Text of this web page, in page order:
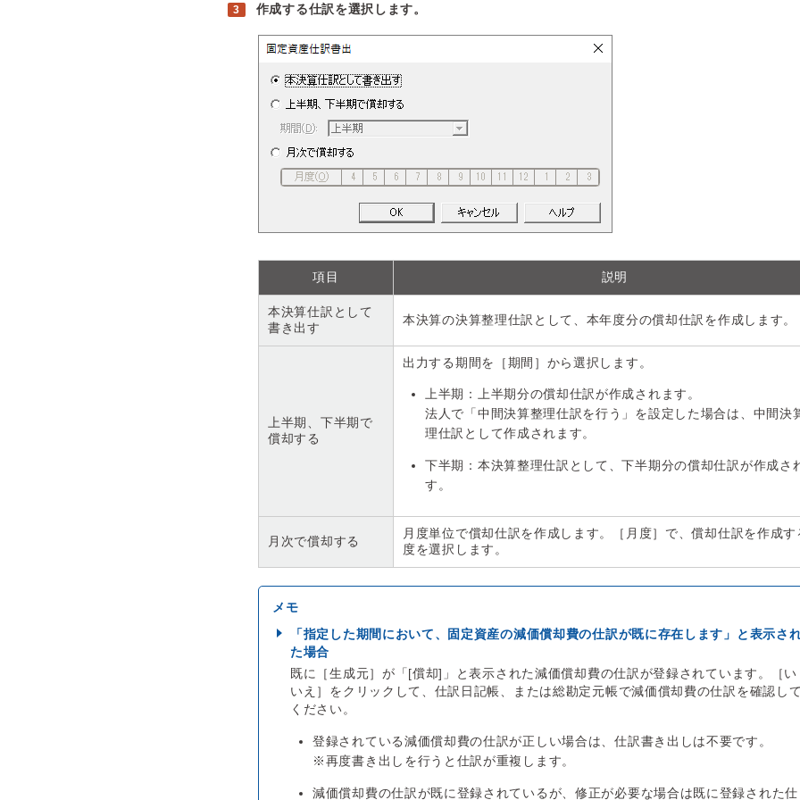
作成する仕訳を選択します。
項目 説明
本決算仕訳として
書き出す
本決算の決算整理仕訳として、本年度分の償却仕訳を作成します。
上半期、下半期で
償却する
出力する期間を［期間］から選択します。
上半期：上半期分の償却仕訳が作成されます。
法人で「中間決算整理仕訳を行う」を設定した場合は、中間決
理仕訳として作成されます。
下半期：本決算整理仕訳として、下半期分の償却仕訳が作成さ
す。
月次で償却する
月度単位で償却仕訳を作成します。［月度］で、償却仕訳を作成す
度を選択します。
「指定した期間において、固定資産の減価償却費の仕訳が既に存在します」と表示さ
た場合
既に［生成元］が「[償却]」と表示された減価償却費の仕訳が登録されています。［い
いえ］をクリックして、仕訳日記帳、または総勘定元帳で減価償却費の仕訳を確認して
ください。
登録されている減価償却費の仕訳が正しい場合は、仕訳書き出しは不要です。
※再度書き出しを行うと仕訳が重複します。
減価償却費の仕訳が既に登録されているが、修正が必要な場合は既に登録された仕